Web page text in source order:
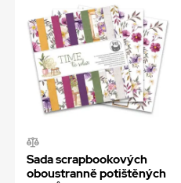
Sada scrapbookových
oboustranně potištěných